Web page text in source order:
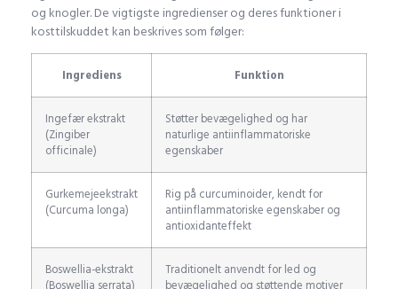
og knogler. De vigtigste ingredienser og deres funktioner i
kosttilskuddet kan beskrives som følger:
Ingrediens Funktion
Ingefær ekstrakt
(Zingiber
officinale)
Støtter bevægelighed og har
naturlige antiinflammatoriske
egenskaber
Gurkemejeekstrakt
(Curcuma longa)
Rig på curcuminoider, kendt for
antiinflammatoriske egenskaber og
antioxidanteffekt
Boswellia-ekstrakt
Traditionelt anvendt for led og